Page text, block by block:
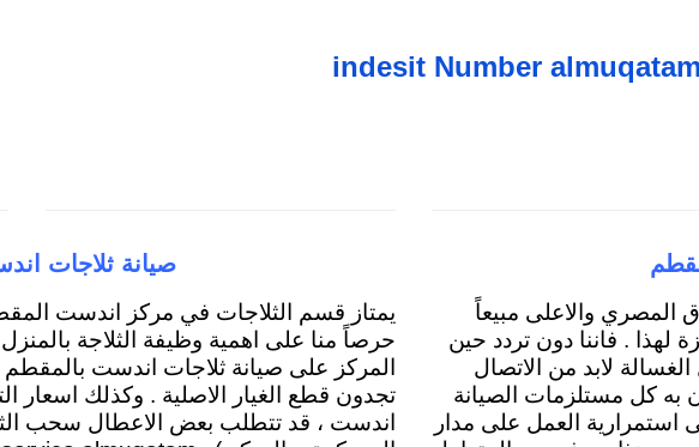
indesit Number almuqatam
صيانة ثلاجات
يمتاز قسم الثلاجات في مركز اندست
حرصاً منا على اهمية وظيفة الثلاجة
المركز على صيانة ثلاجات اندست
تجدون قطع الغيار الاصلية . وكذلك اسعار
اندست ، قد تتطلب بعض الاعطال سحب
والاعلى مبيعاً
لهذا . فاننا دون تردد حين
لابد من الاتصال
به كل مستلزمات الصيانة
استمرارية العمل على مدار